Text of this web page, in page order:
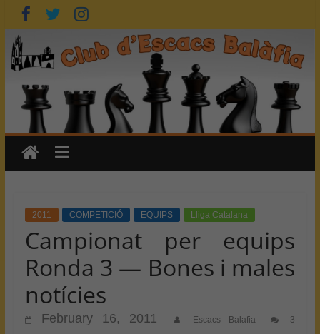
Skip
to
content
2011 COMPETICIÓ EQUIPS Lliga Catalana
Campionat per equips
Ronda 3 — Bones i males
notícies
February 16, 2011 Escacs Balafia
3